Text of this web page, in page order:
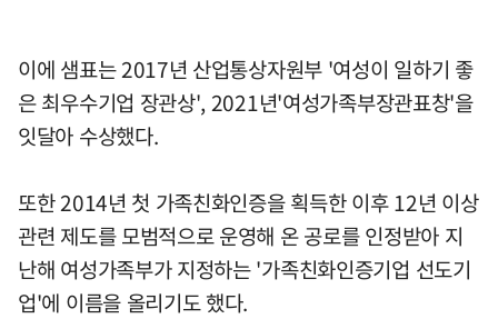
이에 샘표는 2017년 산업통상자원부 '여성이 일하기 좋
은 최우수기업 장관상', 2021년'여성가족부장관표창'을
잇달아 수상했다.
또한 2014년 첫 가족친화인증을 획득한 이후 12년 이상
관련 제도를 모범적으로 운영해 온 공로를 인정받아 지
난해 여성가족부가 지정하는 '가족친화인증기업 선도기
업'에 이름을 올리기도 했다.